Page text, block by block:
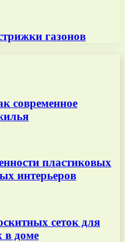
газонов
современное
пластиковых
интерьеров
сеток для
в доме